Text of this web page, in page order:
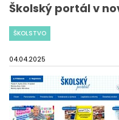
Školský portál v
ŠKOLSTVO
04.04.2025